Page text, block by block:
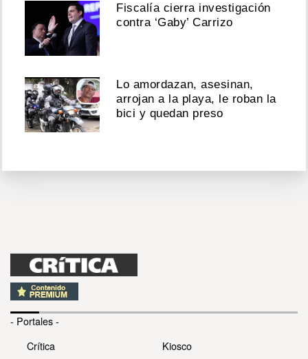
Fiscalía cierra investigación
contra ‘Gaby’ Carrizo
Lo amordazan, asesinan,
arrojan a la playa, le roban la
bici y quedan preso
- Portales -
Crítica
Kiosco